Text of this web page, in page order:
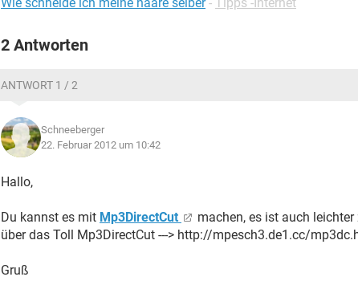
2 Antworten
ANTWORT 1 / 2
Schneeberger
22. Februar 2012 um 10:42
Hallo,
Du kannst es mit Mp3DirectCut
machen, es ist auch leichter
über das Toll Mp3DirectCut ---> http://mpesch3.de1.cc/
Gruß